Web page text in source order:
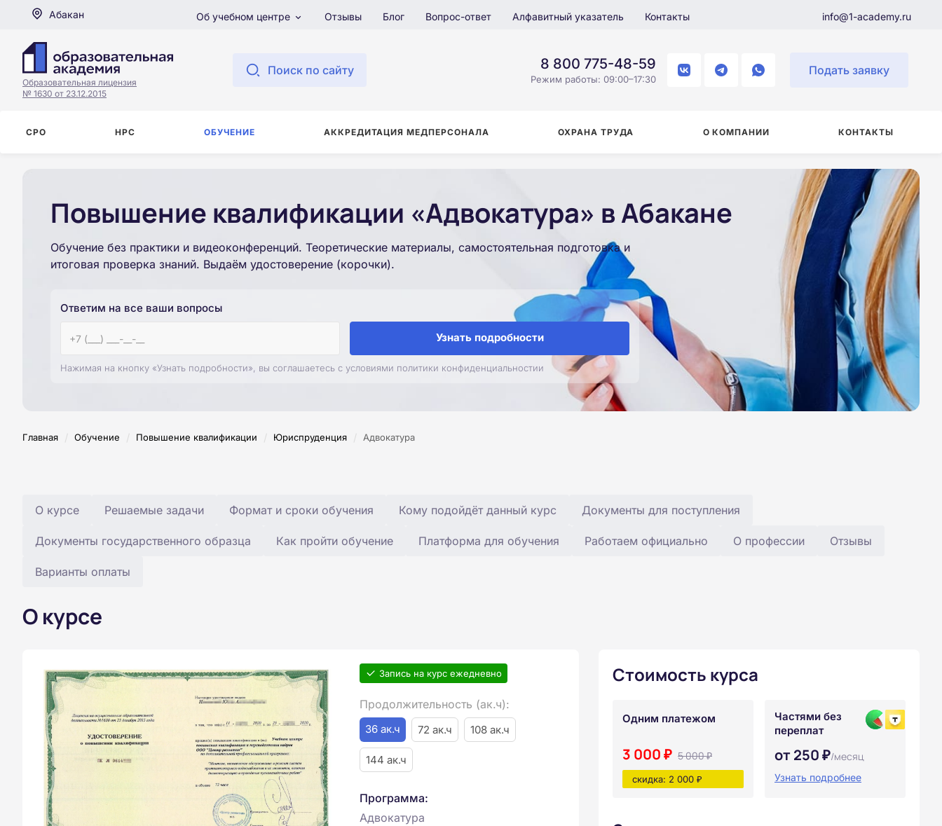
Абакан Об учебном центре Отзывы Блог Вопрос-ответ Алфавитный указатель Контакты info@1-academy.ru
Образовательная лицензия
№ 1630 от 23.12.2015
Поиск по сайту 8 800 775-48-59
Режим работы: 09:00–17:30
Подать заявку
СРО НРС ОБУЧЕНИЕ АККРЕДИТАЦИЯ МЕДПЕРСОНАЛА ОХРАНА ТРУДА О КОМПАНИИ КОНТАКТЫ
Повышение квалификации «Адвокатура» в Абакане
Обучение без практики и видеоконференций. Теоретические материалы, самостоятельная подготовка и
итоговая проверка знаний. Выдаём удостоверение (корочки).
Ответим на все ваши вопросы
Узнать подробности
Нажимая на кнопку «Узнать подробности», вы соглашаетесь с условиями политики конфиденциальностии
Главная / Обучение / Повышение квалификации / Юриспруденция / Адвокатура
О курсе Решаемые задачи Формат и сроки обучения Кому подойдёт данный курс Документы для поступления
Документы государственного образца Как пройти обучение Платформа для обучения Работаем официально О профессии Отзывы
Варианты оплаты
О курсе
Запись на курс ежедневно
Продолжительность (ак.ч):
36 ак.ч 72 ак.ч 108 ак.ч
144 ак.ч
Программа:
Адвокатура
Стоимость курса
Одним платежом
3 000 ₽ 5 000 ₽
скидка: 2 000 ₽
Частями без
переплат
от 250 ₽/месяц
Узнать подробнее